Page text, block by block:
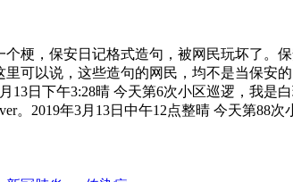
个梗，保安日记格式造句，被网民玩坏了。
里可以说，这些造句的网民，均不是当保安
13日下午3:28晴 今天第6次小区巡逻，我
。2019年3月13日中午12点整晴 今天第88